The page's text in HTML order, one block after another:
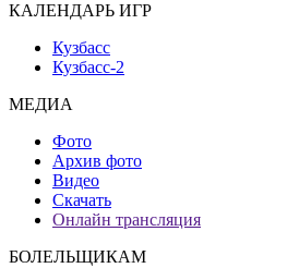
КАЛЕНДАРЬ ИГР
Кузбасс
Кузбасс-2
МЕДИА
Фото
Архив фото
Видео
Скачать
Онлайн трансляция
БОЛЕЛЬЩИКАМ